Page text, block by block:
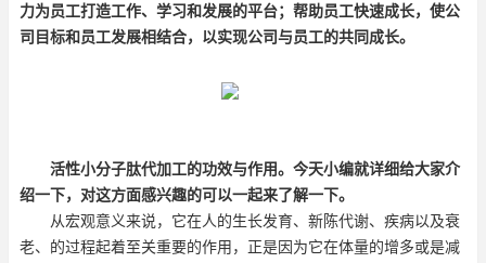
力为员工打造工作、学习和发展的平台；帮助员工快速成长，使公
司目标和员工发展相结合，以实现公司与员工的共同成长。
活性小分子肽代加工的功效与作用。 今天小编就详细给大家介
绍一下，对这方面感兴趣的可以一起来了解一下。
从宏观意义来说，它在人的生长发育、新陈代谢、疾病以及衰
老、的过程起着至关重要的作用，正是因为它在体量的增多或是减